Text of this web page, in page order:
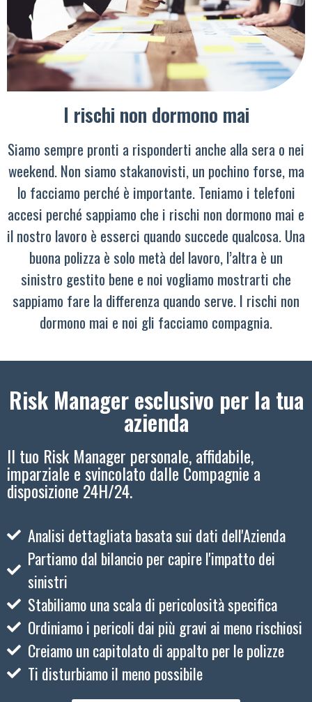
I rischi non dormono mai
Siamo sempre pronti a risponderti anche alla sera o nei
weekend. Non siamo stakanovisti, un pochino forse, ma
lo facciamo perché è importante. Teniamo i telefoni
accesi perché sappiamo che i rischi non dormono mai e
il nostro lavoro è esserci quando succede qualcosa. Una
buona polizza è solo metà del lavoro, l’altra è un
sinistro gestito bene e noi vogliamo mostrarti che
sappiamo fare la differenza quando serve. I rischi non
dormono mai e noi gli facciamo compagnia.
Risk Manager esclusivo per la tua
azienda
Il tuo Risk Manager personale, affidabile,
imparziale e svincolato dalle Compagnie a
disposizione 24H/24.
Analisi dettagliata basata sui dati dell'Azienda
Partiamo dal bilancio per capire l'impatto dei
sinistri
Stabiliamo una scala di pericolosità specifica
Ordiniamo i pericoli dai più gravi ai meno rischiosi
Creiamo un capitolato di appalto per le polizze
Ti disturbiamo il meno possibile